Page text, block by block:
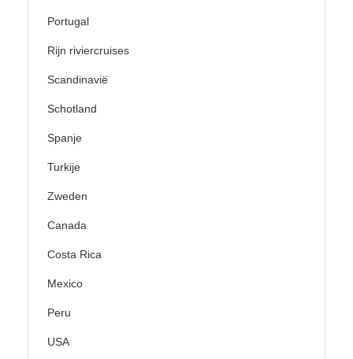
Portugal
Rijn riviercruises
Scandinavië
Schotland
Spanje
Turkije
Zweden
Canada
Costa Rica
Mexico
Peru
USA